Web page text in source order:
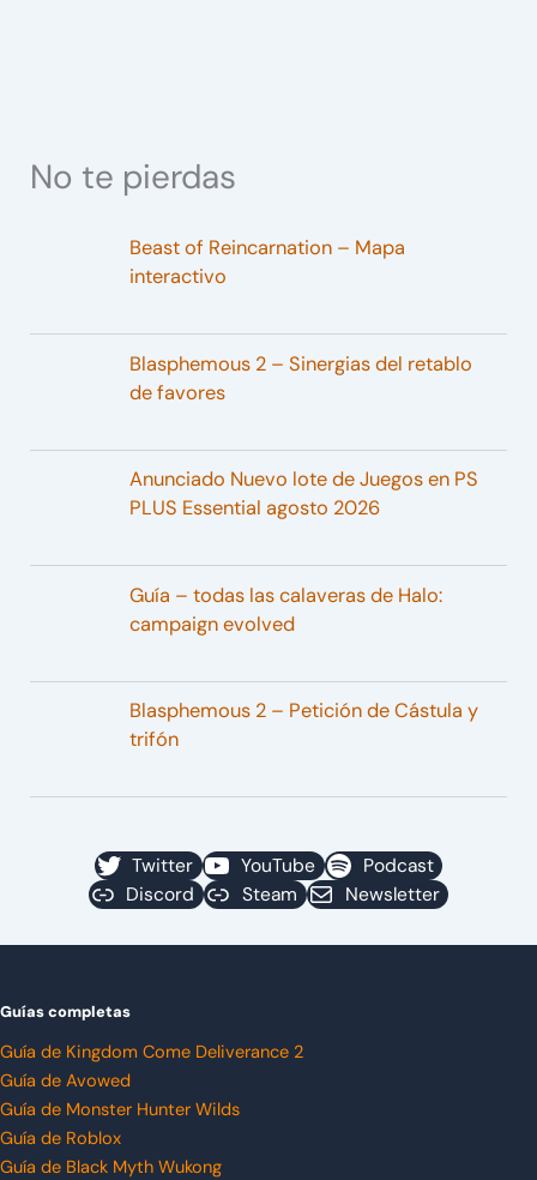
No te pierdas
Beast of Reincarnation – Mapa
interactivo
Blasphemous 2 – Sinergias del retablo
de favores
Anunciado Nuevo lote de Juegos en PS
PLUS Essential agosto 2026
Guía – todas las calaveras de Halo:
campaign evolved
Blasphemous 2 – Petición de Cástula y
trifón
Twitter YouTube
Podcast
Discord
Steam Newsletter
Guías completas
Guía de Kingdom Come Deliverance 2
Guía de Avowed
Guía de Monster Hunter Wilds
Guía de Roblox
Guía de Black Myth Wukong